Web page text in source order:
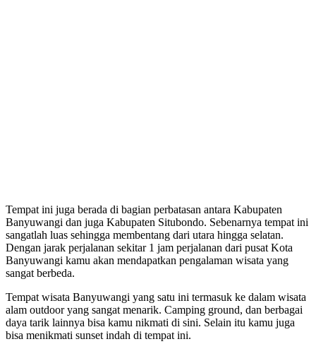
Tempat ini juga berada di bagian perbatasan antara Kabupaten
Banyuwangi dan juga Kabupaten Situbondo. Sebenarnya tempat ini
sangatlah luas sehingga membentang dari utara hingga selatan.
Dengan jarak perjalanan sekitar 1 jam perjalanan dari pusat Kota
Banyuwangi kamu akan mendapatkan pengalaman wisata yang
sangat berbeda.
Tempat wisata Banyuwangi yang satu ini termasuk ke dalam wisata
alam outdoor yang sangat menarik. Camping ground, dan berbagai
daya tarik lainnya bisa kamu nikmati di sini. Selain itu kamu juga
bisa menikmati sunset indah di tempat ini.